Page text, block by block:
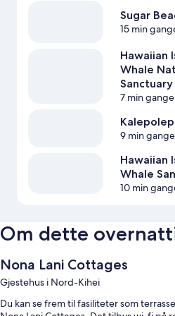
Sugar
15 min
Hawaiian
Whale
7 min gange
9 min gange
Hawaiian
Whale
10 min
Om dette
Nona Lani Cottages
Gjestehus i Nord-Kihei
Du kan se frem til fasiliteter som